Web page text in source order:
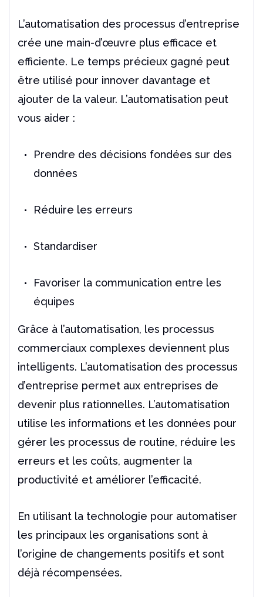
L’automatisation des processus d’entreprise
crée une main-d’œuvre plus efficace et
efficiente. Le temps précieux gagné peut
être utilisé pour innover davantage et
ajouter de la valeur. L’automatisation peut
vous aider :
Prendre des décisions fondées sur des
données
Réduire les erreurs
Standardiser
Favoriser la communication entre les
équipes
Grâce à l’automatisation, les processus
commerciaux complexes deviennent plus
intelligents. L’automatisation des processus
d’entreprise permet aux entreprises de
devenir plus rationnelles. L’automatisation
utilise les informations et les données pour
gérer les processus de routine, réduire les
erreurs et les coûts, augmenter la
productivité et améliorer l’efficacité.
En utilisant la technologie pour automatiser
les principaux les organisations sont à
l’origine de changements positifs et sont
déjà récompensées.